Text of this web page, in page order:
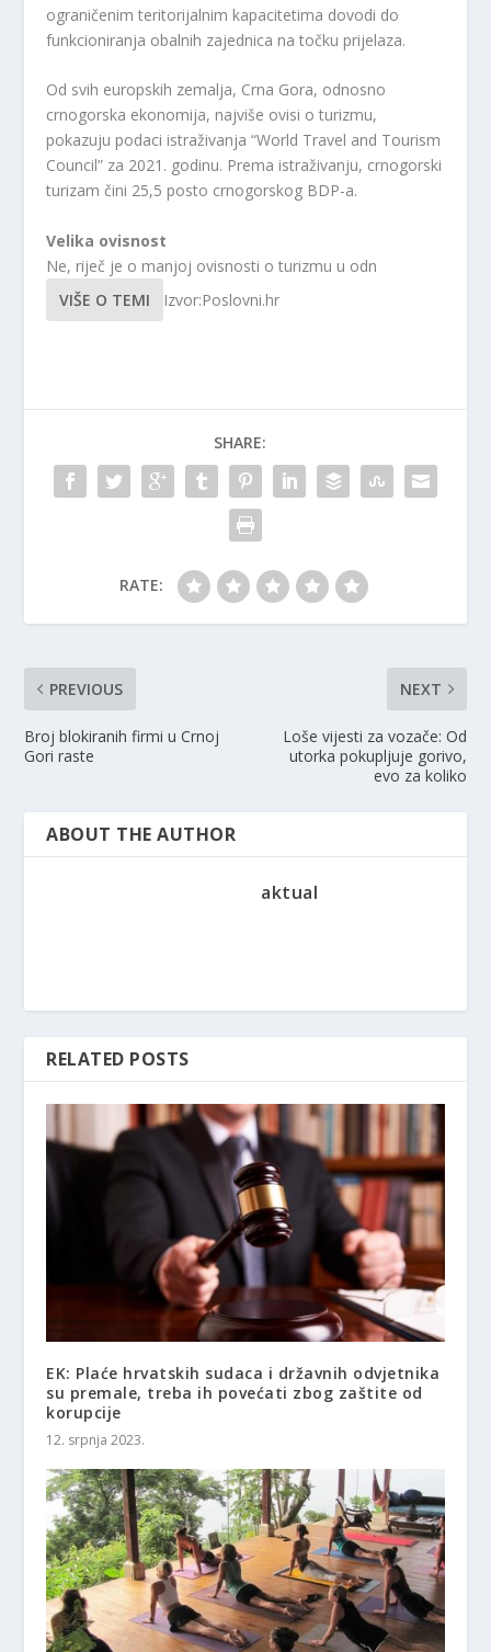
ograničenim teritorijalnim kapacitetima dovodi do
funkcioniranja obalnih zajednica na točku prijelaza.
Od svih europskih zemalja, Crna Gora, odnosno
crnogorska ekonomija, najviše ovisi o turizmu,
pokazuju podaci istraživanja “World Travel and Tourism
Council” za 2021. godinu. Prema istraživanju, crnogorski
turizam čini 25,5 posto crnogorskog BDP-a.
Velika ovisnost
Ne, riječ je o manjoj ovisnosti o turizmu u odn
VIŠE O TEMI
Izvor:Poslovni.hr
SHARE:
RATE:
PREVIOUS
Broj blokiranih firmi u Crnoj
Gori raste
NEXT
Loše vijesti za vozače: Od
utorka pokupljuje gorivo,
evo za koliko
ABOUT THE AUTHOR
aktual
RELATED POSTS
EK: Plaće hrvatskih sudaca i državnih odvjetnika
su premale, treba ih povećati zbog zaštite od
korupcije
12. srpnja 2023.